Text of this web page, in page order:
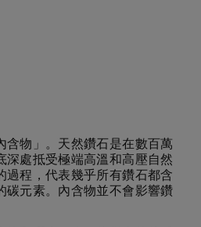
含物」。天然鑽石是在數百萬
深處抵受極端高溫和高壓自然
過程，代表幾乎所有鑽石都含
碳元素。內含物並不會影響鑽